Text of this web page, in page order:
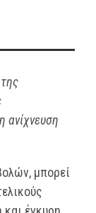
ανίχνευση
μπορεί